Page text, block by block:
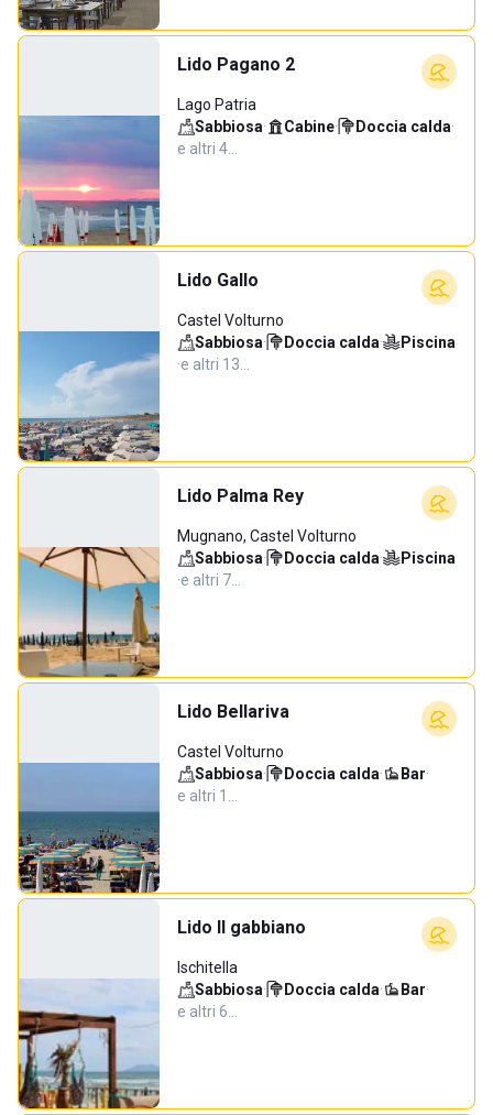
Lido Pagano 2
Lago Patria
Sabbiosa· Cabine· Doccia calda·
e altri 4…
Lido Gallo
Castel Volturno
Sabbiosa· Doccia calda·
Piscina
·e altri 13…
Lido Palma Rey
Mugnano, Castel Volturno
Sabbiosa· Doccia calda·
Piscina
·e altri 7…
Lido Bellariva
Castel Volturno
Sabbiosa· Doccia calda· Bar·
e altri 1…
Lido Il gabbiano
Ischitella
Sabbiosa· Doccia calda· Bar·
e altri 6…